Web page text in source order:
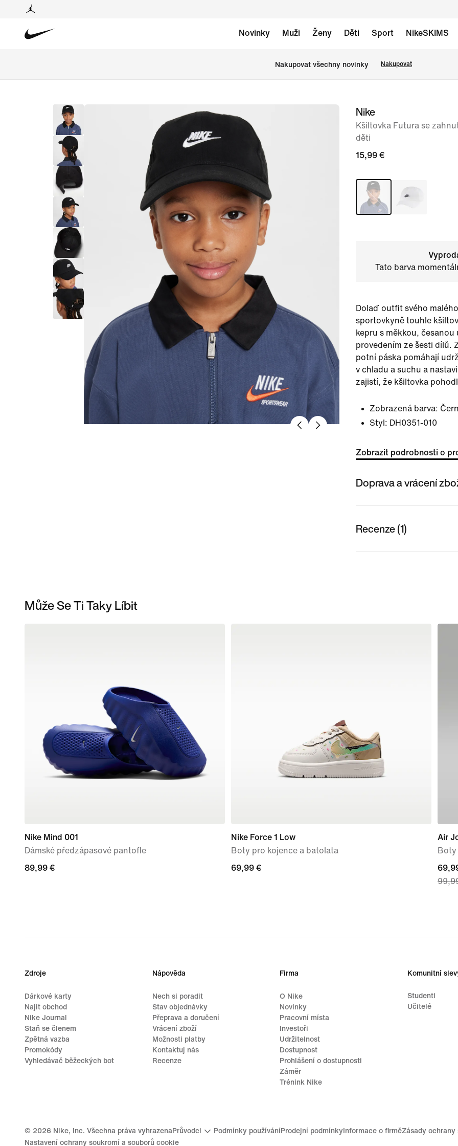
Novinky Muži Ženy Děti Sport NikeSKIMS
Nakupovat všechny novinky Nakupovat
obrázek
Nike
Kšiltovka Futura se
děti
15,99 €
Tato barva
Dolaď outfit svého
sportovkyně touhle
kepru s měkkou,
provedením ze šesti dílů.
potní páska pomáhají
v chladu a suchu a
zajistí, že kšiltovka
Zobrazená barva:
Styl: DH0351-010
Zobrazit podrobnosti o
Doprava a vrácení
Recenze (1)
Může Se Ti Taky Líbit
Nike Mind 001
Dámské předzápasové pantofle
89,99 €
89,99 €
Nike Force 1 Low
Boty pro kojence a batolata
69,99 €
69,99 €
Air
price
Zdroje
Dárkové karty
Najít obchod
Nike Journal
Staň se členem
Zpětná vazba
Promokódy
Vyhledávač běžeckých bot
Nápověda
Nech si poradit
Stav objednávky
Přeprava a doručení
Vrácení zboží
Možnosti platby
Kontaktuj nás
Recenze
Firma
O Nike
Novinky
Pracovní místa
Investoři
Udržitelnost
Dostupnost
Prohlášení o dostupnosti
Záměr
Trénink Nike
Komunitní
Studenti
Učitelé
© 2026 Nike, Inc. Všechna práva vyhrazena Průvodci Podmínky používání Prodejní podmínky Informace o firměZásady ochrany
Nastavení ochrany soukromí a souborů cookie